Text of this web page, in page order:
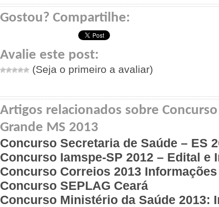
Gostou? Compartilhe:
Avalie este post:
(Seja o primeiro a avaliar)
Artigos relacionados sobre
Grande MS 2013
Concurso Secretaria de Saúde – ES
Concurso Iamspe-SP 2012 – Edital e
Concurso Correios 2013 Informações
Concurso SEPLAG Ceará
Concurso Ministério da Saúde 2013: